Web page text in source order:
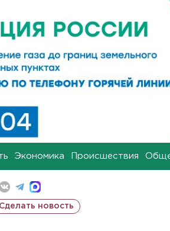
Экономика Происшествия
Сделать новость